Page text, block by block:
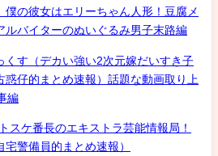
の彼女はエリーちゃん人形！豆腐メ
ルバイターのぬいぐるみ男子末路編
くす（デカい強い2次元嫁だいすき子
惑仔的まとめ速報）話題な動画取り上
編
スケ番長のエキストラ芸能情報局！
宅警備員的まとめ速報）